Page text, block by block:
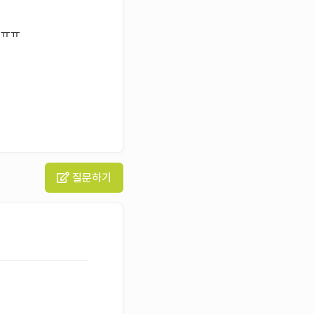
ㅠ
질문하기